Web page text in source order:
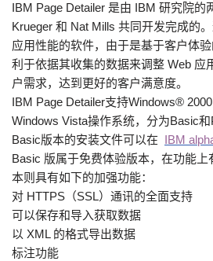
IBM Page Detailer 是由 IBM 研究院的
Krueger 和 Nat Mills 共同开发完成的
应用性能的软件，由于是基于客户体
利于依据其收集的数据来调整 Web 应
户需求，达到更好的客户满意度。
IBM Page Detailer支持Windows®
Windows Vista操作系统，分为Basic
Basic版本的安装文件可以在 IBM
Basic 版属于免费体验版本，在功能上
本则具有如下的加强功能：
对 HTTPS（SSL）通讯的全面支持
可以保存和导入获取数据
以 XML 的格式导出数据
标注功能